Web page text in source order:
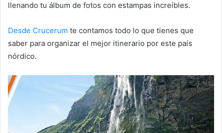
llenando tu álbum de fotos con estampas increíbles.
Desde Crucerum te contamos todo lo que tienes que
saber para organizar el mejor itinerario por este país
nórdico.